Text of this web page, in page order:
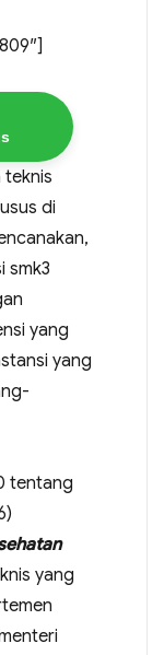
teknis
di
smk3
yang
yang
tentang
yang